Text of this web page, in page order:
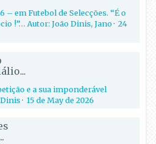
– em Futebol de Selecções. “É o
!”… Autor: João Dinis, Jano·24
e a sua imponderável
·15 de May de 2026